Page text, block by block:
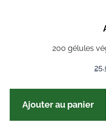
200 gélules
Ajouter au panier